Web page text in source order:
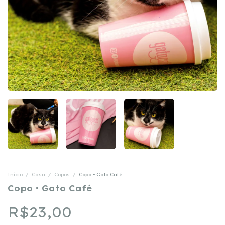
Início / Casa / Copos / Copo • Gato Café
Copo • Gato Café
R$23,00